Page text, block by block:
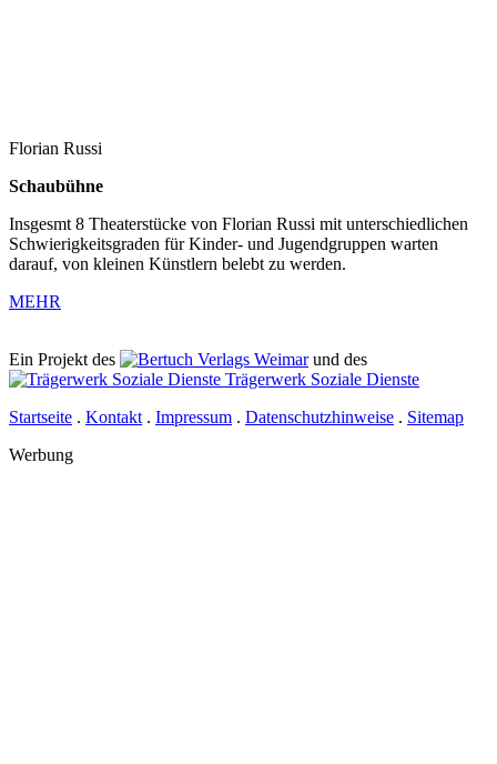
Florian Russi
Schaubühne
Insgesmt 8 Theaterstücke von Florian Russi mit unterschiedlichen
Schwierigkeitsgraden für Kinder- und Jugendgruppen warten
darauf, von kleinen Künstlern belebt zu werden.
MEHR
Ein Projekt des Verlags Weimarund des
Trägerwerk Soziale Dienste
Startseite . Kontakt . Impressum . Datenschutzhinweise . Sitemap
Werbung